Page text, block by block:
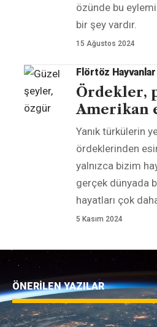
özünde bu
bir şey vardır.
15 Ağustos 2024
Flörtöz Hayvanlar
Ördekler,
Amerikan
Yanık türkülerin
ördeklerinden
yalnızca bizim
gerçek dünyada
hayatları çok
5 Kasım 2024
ÖNERİLEN YAZILAR